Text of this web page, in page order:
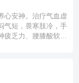
心安神。治疗气血虚
气短，畏寒肢冷，手
疲乏力、腰膝酸软也